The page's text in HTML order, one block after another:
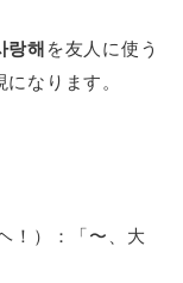
랑해を友人に使う
なります。
！）：「〜、大